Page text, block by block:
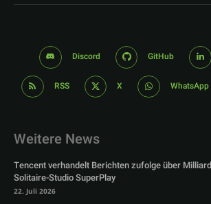
Discord GitHub
RSS X WhatsApp
Weitere News
Tencent verhandelt Berichten zufolge über
Solitaire-Studio SuperPlay
22. Juli 2026